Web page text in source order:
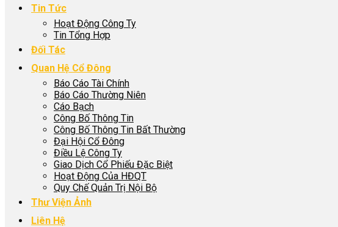
Tin Tức
Hoạt Động Công Ty
Tin Tổng Hợp
Đối Tác
Quan Hệ Cổ Đông
Báo Cáo Tài Chính
Báo Cáo Thường Niên
Cáo Bạch
Công Bố Thông Tin
Công Bố Thông Tin Bất Thường
Đại Hội Cổ Đông
Điều Lệ Công Ty
Giao Dịch Cổ Phiếu Đặc Biệt
Hoạt Động Của HĐQT
Quy Chế Quản Trị Nội Bộ
Thư Viện Ảnh
Liên Hệ